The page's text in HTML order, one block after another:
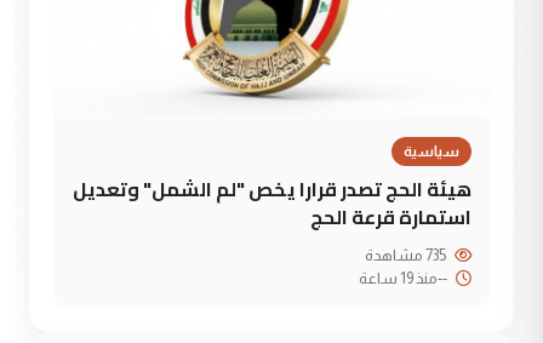
سياسية
هيئة الحج تصدر قرارا يخص "لم الشمل" وتعديل
استمارة قرعة الحج
--منذ 19 ساعة